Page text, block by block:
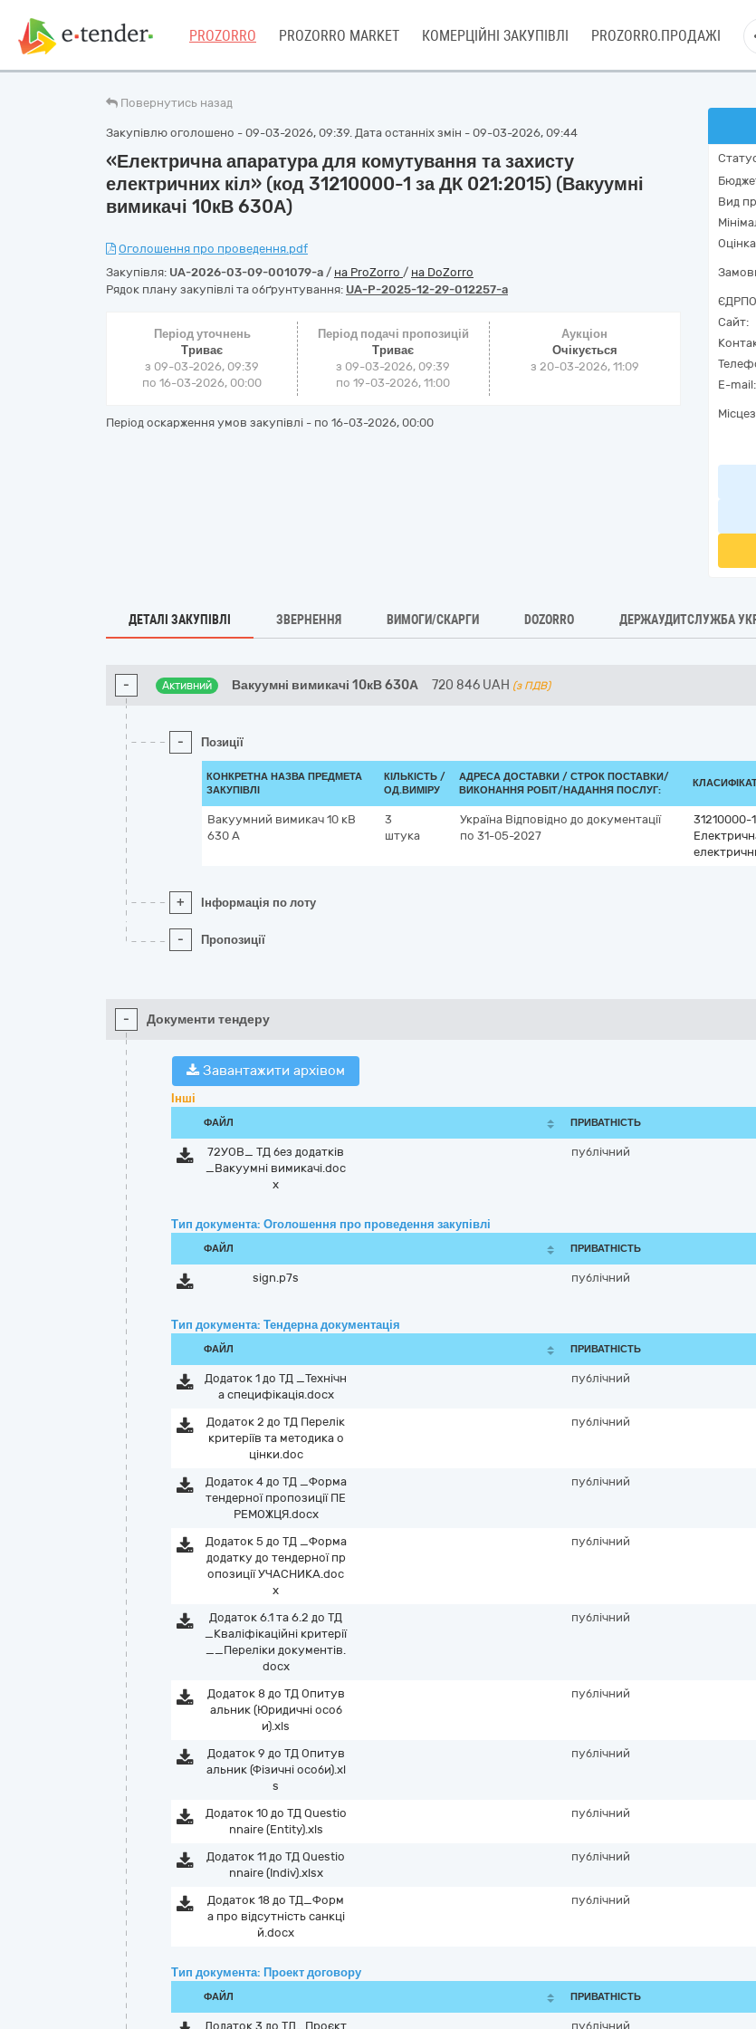
PROZORRO PROZORRO MARKET КОМЕРЦІЙНІ ЗАКУПІВЛІ PROZORRO.ПРОДАЖІ
Повернутись назад
Закупівлю оголошено - 09-03-2026, 09:39. Дата останніх змін - 09-03-2026, 09:44
«Електрична апаратура для комутування та захисту
електричних кіл» (код 31210000-1 за ДК 021:2015) (Вакуумні
вимикачі 10кВ 630А)
Оголошення про проведення.pdf
Закупівля: UA-2026-03-09-001079-a / на ProZorro / на DoZorro
Рядок плану закупівлі та обґрунтування: UA-P-2025-12-29-012257-a
Період уточнень
Триває
з 09-03-2026, 09:39
по 16-03-2026, 00:00
Період подачі пропозицій
Триває
з 09-03-2026, 09:39
по 19-03-2026, 11:00
Аукціон
Очікується
з 20-03-2026, 11:09
Період оскарження умов закупівлі - по 16-03-2026, 00:00
Вид
Сайт:
E-mail:
ДЕТАЛІ ЗАКУПІВЛІ ЗВЕРНЕННЯ ВИМОГИ/СКАРГИ DOZORRO ДЕРЖАУДИТСЛУЖБА
- Активний Вакуумні вимикачі 10кВ 630А 720 846 UAH (з ПДВ)
- Позиції
КОНКРЕТНА НАЗВА ПРЕДМЕТА
ЗАКУПІВЛІ
КІЛЬКІСТЬ /
ОД.ВИМІРУ
АДРЕСА ДОСТАВКИ / СТРОК ПОСТАВКИ/
ВИКОНАННЯ РОБІТ/НАДАННЯ ПОСЛУГ:
Вакуумний вимикач 10 кВ
630 А
3
штука
Україна Відповідно до документації
по 31-05-2027
31210000-1
+ Інформація по лоту
- Пропозиції
- Документи тендеру
Завантажити архівом
Інші
ФАЙЛ ПРИВАТНІСТЬ
72УОВ_ ТД без додатків
_Вакуумні вимикачі.doc
x
публічний
Тип документа: Оголошення про проведення закупівлі
ФАЙЛ ПРИВАТНІСТЬ
sign.p7s публічний
Тип документа: Тендерна документація
ФАЙЛ ПРИВАТНІСТЬ
Додаток 1 до ТД _Технічн
а специфікація.docx
публічний
Додаток 2 до ТД Перелік
критеріїв та методика о
цінки.doc
публічний
Додаток 4 до ТД _Форма
тендерної пропозиції ПЕ
РЕМОЖЦЯ.docx
публічний
Додаток 5 до ТД _Форма
додатку до тендерної пр
опозиції УЧАСНИКА.doc
x
публічний
Додаток 6.1 та 6.2 до ТД
_Кваліфікаційні критерії
__Переліки документів.
docx
публічний
Додаток 8 до ТД Опитув
альник (Юридичні особ
и).xls
публічний
Додаток 9 до ТД Опитув
альник (Фізичні особи).xl
s
публічний
Додаток 10 до ТД Questio
nnaire (Entity).xls
публічний
Додаток 11 до ТД Questio
nnaire (Indiv).xlsx
публічний
Додаток 18 до ТД_Форм
а про відсутність санкці
й.docx
публічний
Тип документа: Проект договору
ФАЙЛ ПРИВАТНІСТЬ
Додаток 3 до ТД_Проєкт
публічний